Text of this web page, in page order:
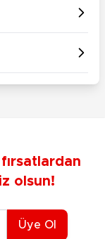
olsun!
Üye Ol